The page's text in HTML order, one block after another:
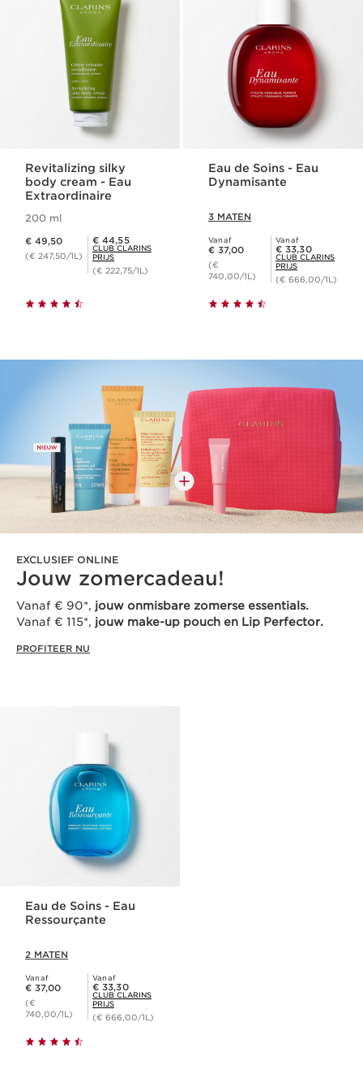
Revitalizing silky
body cream - Eau
Extraordinaire
200 ml
€ 49,50
(€ 247,50/1L)
Club Clarins Prijs € 44,55
€ 44,55
CLUB CLARINS
PRIJS
(€ 222,75/1L)
Eau de Soins - Eau
Dynamisante
3 MATEN
Vanaf
Dit is nu de prijs € 37,00
€ 37,00
(€
740,00/1L)
Vanaf
Club Clarins Prijs € 33,30
€ 33,30
CLUB CLARINS
PRIJS
(€ 666,00/1L)
EXCLUSIEF ONLINE
Jouw zomercadeau!
Vanaf € 90*, jouw onmisbare zomerse essentials.
Vanaf € 115*, jouw make-up pouch en Lip Perfector.
PROFITEER NU
Eau de Soins - Eau
Ressourçante
2 MATEN
Vanaf
Dit is nu de prijs € 37,00
€ 37,00
(€
740,00/1L)
Vanaf
Club Clarins Prijs € 33,30
€ 33,30
CLUB CLARINS
PRIJS
(€ 666,00/1L)